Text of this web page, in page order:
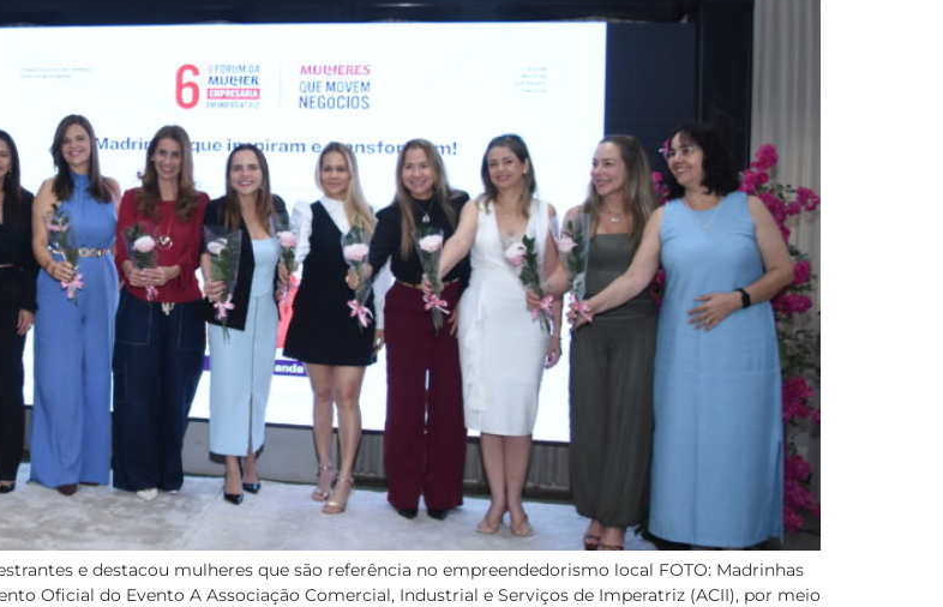
e destacou mulheres que são referência no empreendedorismo local FOTO: Madrinhas
Oficial do Evento A Associação Comercial, Industrial e Serviços de Imperatriz (ACII), por meio